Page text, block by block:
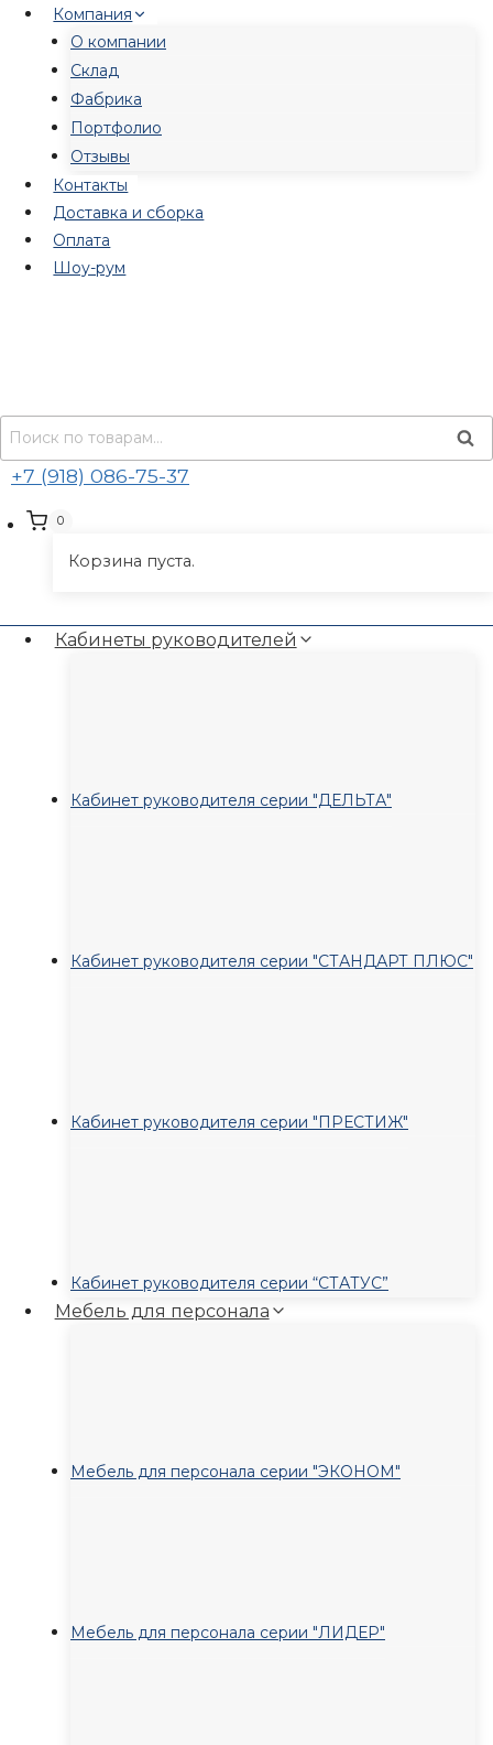
Перейти
содержимому
Компания
О компании
Склад
Фабрика
Портфолио
Отзывы
Контакты
Доставка и сборка
Оплата
Шоу-рум
Искать:
+7 (918) 086-75-37
0
Корзина пуста.
Кабинеты руководителей
Кабинет руководителя серии "ДЕЛЬТА"
Кабинет руководителя серии "СТАНДАРТ ПЛЮС"
Кабинет руководителя серии "ПРЕСТИЖ"
Кабинет руководителя серии “СТАТУС”
Мебель для персонала
Мебель для персонала серии "ЭКОНОМ"
Мебель для персонала серии "ЛИДЕР"